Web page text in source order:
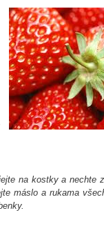
na kostky a nechte
máslo a rukama